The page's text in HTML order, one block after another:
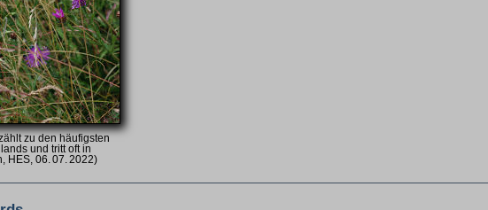
zu den häufigsten
und tritt oft in
HES, 06. 07. 2022)